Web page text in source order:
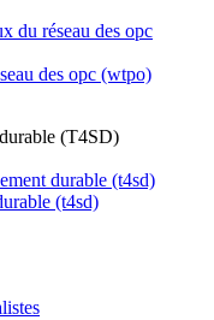
du réseau des opc
des opc (wtpo)
(T4SD)
durable (t4sd)
(t4sd)